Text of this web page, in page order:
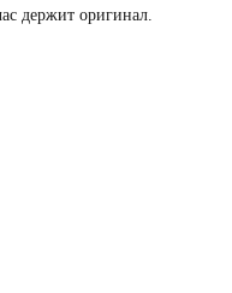
держит оригинал.